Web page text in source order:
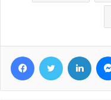
FacebookTwitter